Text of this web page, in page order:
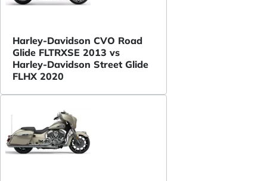
Harley-Davidson CVO Road
Glide FLTRXSE 2013 vs
Harley-Davidson Street Glide
FLHX 2020